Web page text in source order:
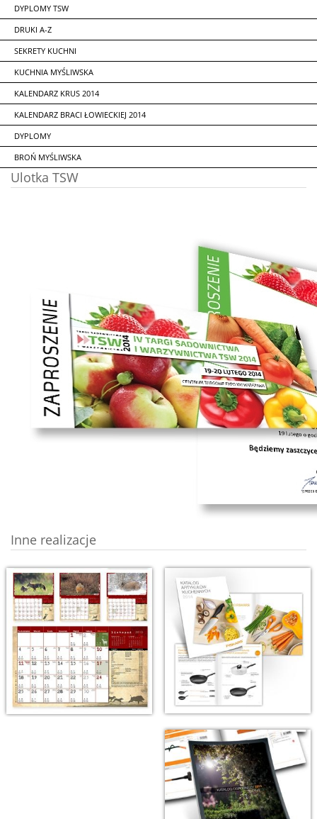
DYPLOMY TSW
DRUKI A-Z
SEKRETY KUCHNI
KUCHNIA MYŚLIWSKA
KALENDARZ KRUS 2014
KALENDARZ BRACI ŁOWIECKIEJ 2014
DYPLOMY
BROŃ MYŚLIWSKA
Ulotka TSW
Inne realizacje